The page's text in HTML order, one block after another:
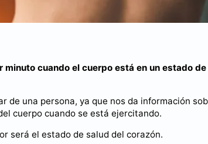
cuando el cuerpo está en un estado de
de una persona, ya que nos da información
cuerpo cuando se está ejercitando.
será el estado de salud del corazón.